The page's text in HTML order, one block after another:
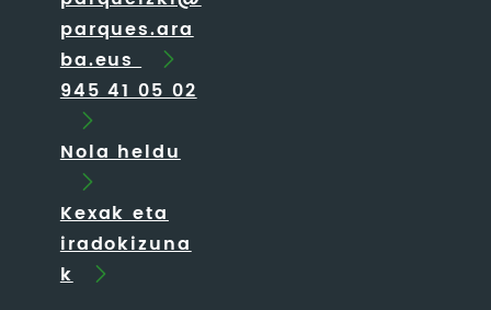
parques.ara
ba.eus
945 41 05 02
Nola heldu
Kexak eta
iradokizuna
k